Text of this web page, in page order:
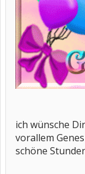
ich wünsche
vorallem
schöne